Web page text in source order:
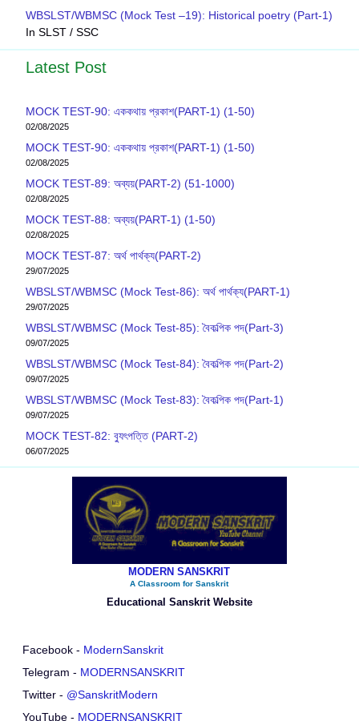
WBSLST/WBMSC (Mock Test –19): Historical poetry (Part-1)
In SLST / SSC
Latest Post
MOCK TEST-90: এককথায় প্রকাশ(PART-1) (1-50)
02/08/2025
MOCK TEST-90: এককথায় প্রকাশ(PART-1) (1-50)
02/08/2025
MOCK TEST-89: অব্যয়(PART-2) (51-1000)
02/08/2025
MOCK TEST-88: অব্যয়(PART-1) (1-50)
02/08/2025
MOCK TEST-87: অর্থ পার্থক্য(PART-2)
29/07/2025
WBSLST/WBMSC (Mock Test-86): অর্থ পার্থক্য(PART-1)
29/07/2025
WBSLST/WBMSC (Mock Test-85): বৈকল্পিক পদ(Part-3)
09/07/2025
WBSLST/WBMSC (Mock Test-84): বৈকল্পিক পদ(Part-2)
09/07/2025
WBSLST/WBMSC (Mock Test-83): বৈকল্পিক পদ(Part-1)
09/07/2025
MOCK TEST-82: ব‍্যুৎপত্তি (PART-2)
06/07/2025
MODERN SANSKRIT
A Classroom for Sanskrit
Educational Sanskrit Website
Facebook - ModernSanskrit
Telegram - MODERNSANSKRIT
Twitter - @SanskritModern
YouTube - MODERNSANSKRIT